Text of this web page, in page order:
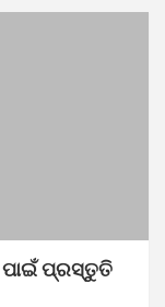
ପାଇଁ ପ୍ରସ୍ତୁତି